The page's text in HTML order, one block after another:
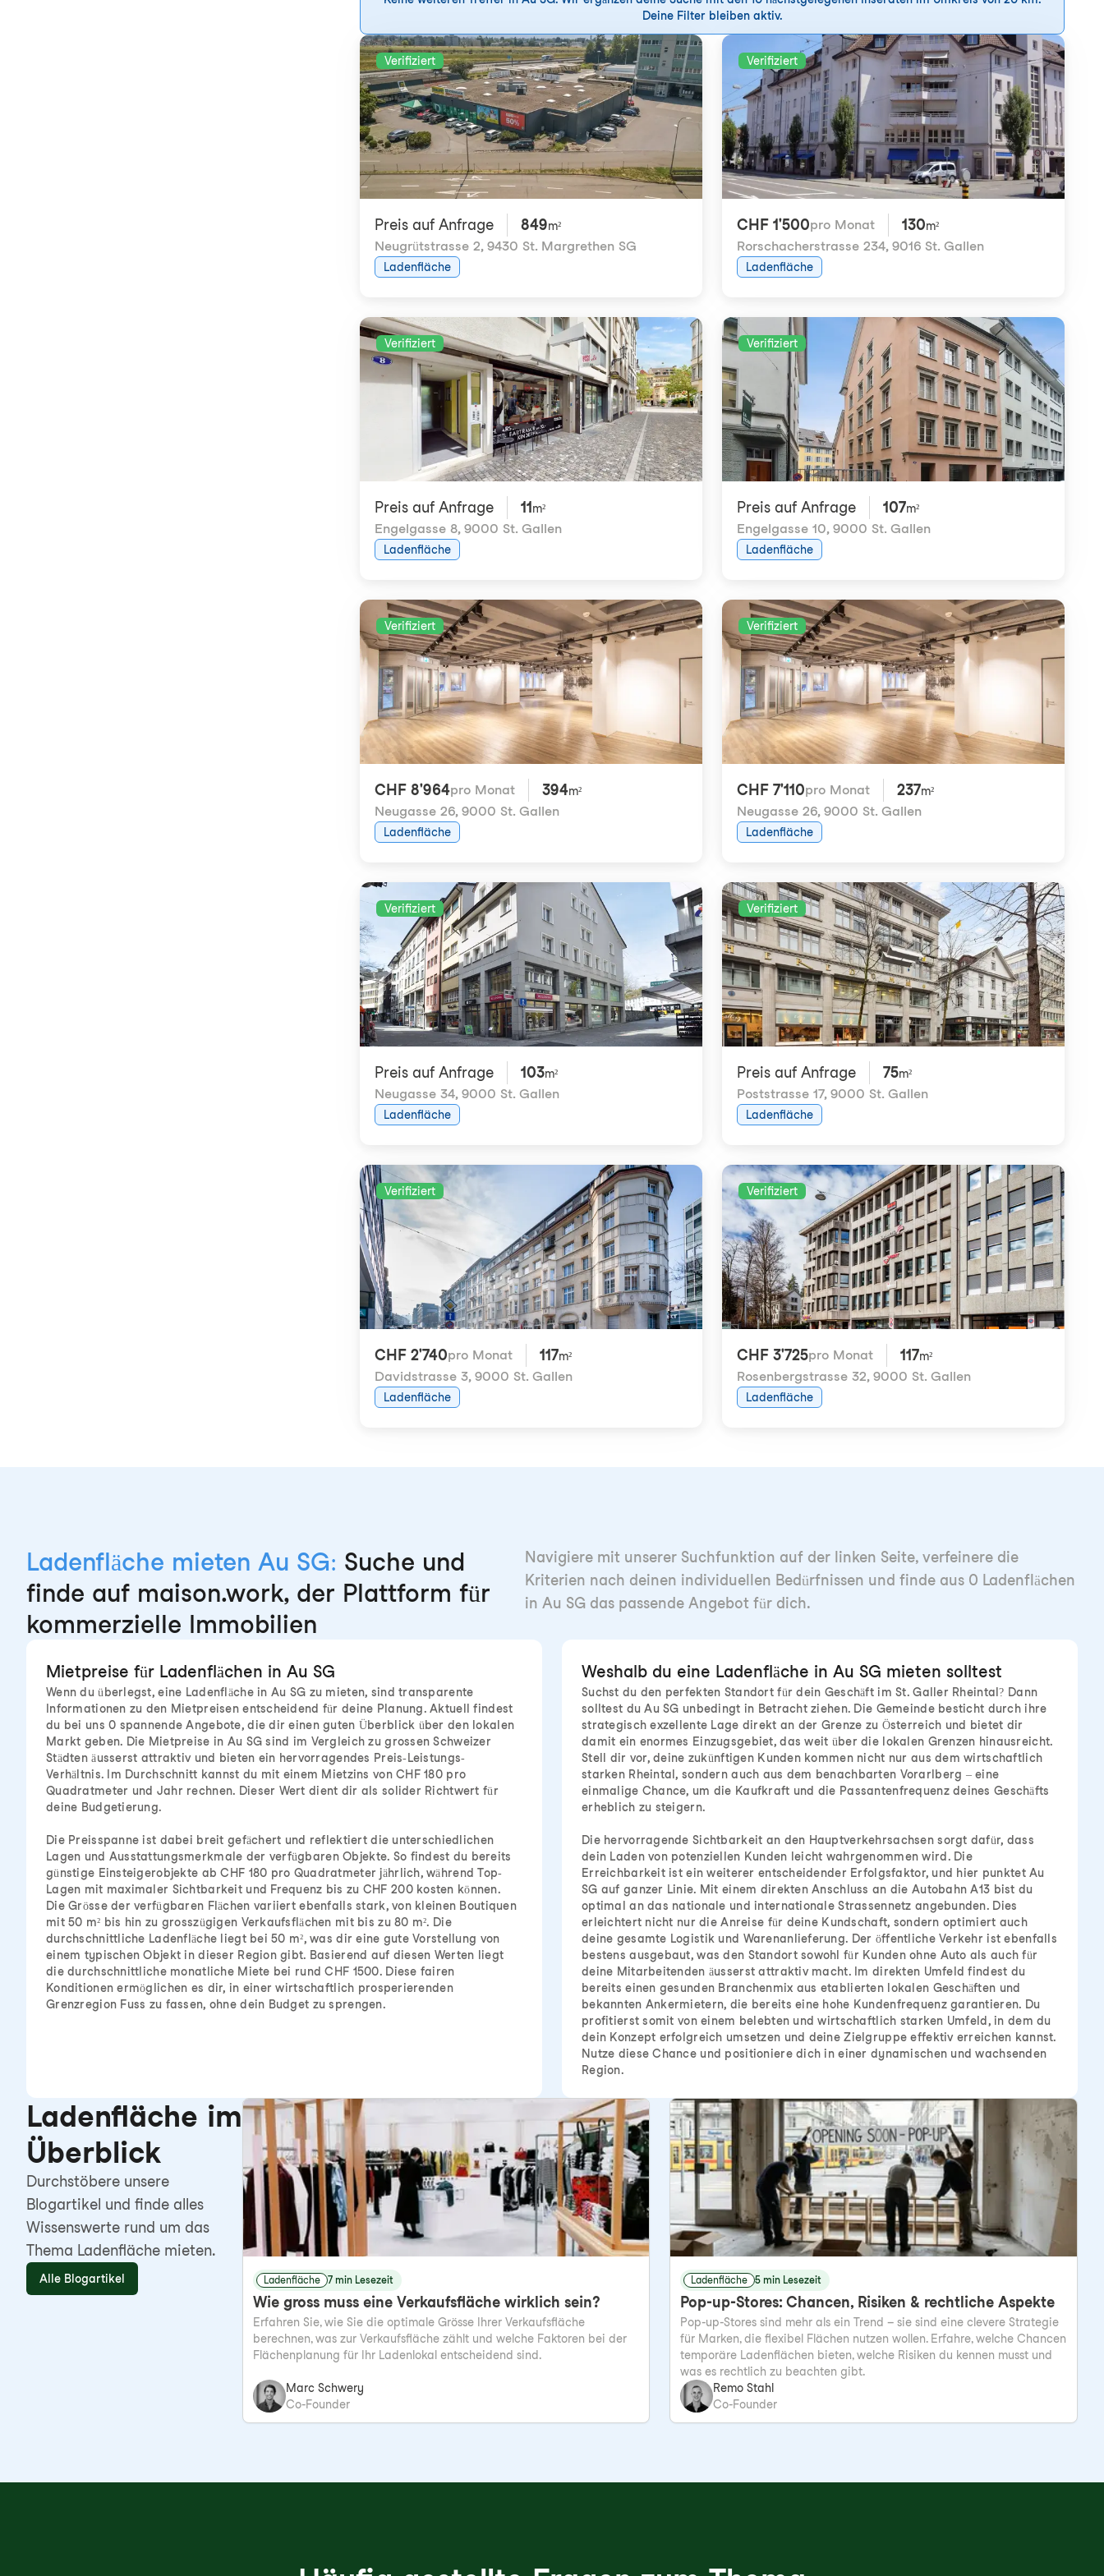
Deine Filter bleiben aktiv.
Verifiziert
Preis auf Anfrage 849m²
Neugrütstrasse 2, 9430 St. Margrethen SG
Ladenfläche
Verifiziert
CHF 1'500pro Monat 130m²
Rorschacherstrasse 234, 9016 St. Gallen
Ladenfläche
Verifiziert
Preis auf Anfrage 11 m²
Engelgasse 8, 9000 St. Gallen
Ladenfläche
Verifiziert
Preis auf Anfrage 107m²
Engelgasse 10, 9000 St. Gallen
Ladenfläche
Verifiziert
CHF 8'964pro Monat 394m²
Neugasse 26, 9000 St. Gallen
Ladenfläche
Verifiziert
CHF 7'110pro Monat 237m²
Neugasse 26, 9000 St. Gallen
Ladenfläche
Verifiziert
Preis auf Anfrage 103m²
Neugasse 34, 9000 St. Gallen
Ladenfläche
Verifiziert
Preis auf Anfrage 75m²
Poststrasse 17, 9000 St. Gallen
Ladenfläche
Verifiziert
CHF 2'740pro Monat 117m²
Davidstrasse 3, 9000 St. Gallen
Ladenfläche
Verifiziert
CHF 3'725pro Monat 117m²
Rosenbergstrasse 32, 9000 St. Gallen
Ladenfläche
Ladenfläche mieten Au SG: Suche und
finde auf maison.work, der Plattform für
kommerzielle Immobilien
Navigiere mit unserer Suchfunktion auf der linken Seite, verfeinere die
Kriterien nach deinen individuellen Bedürfnissen und finde aus 0 Ladenflächen
in Au SG das passende Angebot für dich.
Mietpreise für Ladenflächen in Au SG
Wenn du überlegst, eine Ladenfläche in Au SG zu mieten, sind transparente
Informationen zu den Mietpreisen entscheidend für deine Planung. Aktuell findest
du bei uns 0 spannende Angebote, die dir einen guten Überblick über den lokalen
Markt geben. Die Mietpreise in Au SG sind im Vergleich zu grossen Schweizer
Städten äusserst attraktiv und bieten ein hervorragendes Preis-Leistungs-
Verhältnis. Im Durchschnitt kannst du mit einem Mietzins von CHF 180 pro
Quadratmeter und Jahr rechnen. Dieser Wert dient dir als solider Richtwert für
deine Budgetierung.
Die Preisspanne ist dabei breit gefächert und reflektiert die unterschiedlichen
Lagen und Ausstattungsmerkmale der verfügbaren Objekte. So findest du bereits
günstige Einsteigerobjekte ab CHF 180 pro Quadratmeter jährlich, während Top-
Lagen mit maximaler Sichtbarkeit und Frequenz bis zu CHF 200 kosten können.
Die Grösse der verfügbaren Flächen variiert ebenfalls stark, von kleinen Boutiquen
mit 50 m² bis hin zu grosszügigen Verkaufsflächen mit bis zu 80 m². Die
durchschnittliche Ladenfläche liegt bei 50 m², was dir eine gute Vorstellung von
einem typischen Objekt in dieser Region gibt. Basierend auf diesen Werten liegt
die durchschnittliche monatliche Miete bei rund CHF 1500. Diese fairen
Konditionen ermöglichen es dir, in einer wirtschaftlich prosperierenden
Grenzregion Fuss zu fassen, ohne dein Budget zu sprengen.
Weshalb du eine Ladenfläche in Au SG mieten solltest
Suchst du den perfekten Standort für dein Geschäft im St. Galler Rheintal? Dann
solltest du Au SG unbedingt in Betracht ziehen. Die Gemeinde besticht durch ihre
strategisch exzellente Lage direkt an der Grenze zu Österreich und bietet dir
damit ein enormes Einzugsgebiet, das weit über die lokalen Grenzen hinausreicht.
Stell dir vor, deine zukünftigen Kunden kommen nicht nur aus dem wirtschaftlich
starken Rheintal, sondern auch aus dem benachbarten Vorarlberg – eine
einmalige Chance, um die Kaufkraft und die Passantenfrequenz deines Geschäfts
erheblich zu steigern.
Die hervorragende Sichtbarkeit an den Hauptverkehrsachsen sorgt dafür, dass
dein Laden von potenziellen Kunden leicht wahrgenommen wird. Die
Erreichbarkeit ist ein weiterer entscheidender Erfolgsfaktor, und hier punktet Au
SG auf ganzer Linie. Mit einem direkten Anschluss an die Autobahn A13 bist du
optimal an das nationale und internationale Strassennetz angebunden. Dies
erleichtert nicht nur die Anreise für deine Kundschaft, sondern optimiert auch
deine gesamte Logistik und Warenanlieferung. Der öffentliche Verkehr ist ebenfalls
bestens ausgebaut, was den Standort sowohl für Kunden ohne Auto als auch für
deine Mitarbeitenden äusserst attraktiv macht. Im direkten Umfeld findest du
bereits einen gesunden Branchenmix aus etablierten lokalen Geschäften und
bekannten Ankermietern, die bereits eine hohe Kundenfrequenz garantieren. Du
profitierst somit von einem belebten und wirtschaftlich starken Umfeld, in dem du
dein Konzept erfolgreich umsetzen und deine Zielgruppe effektiv erreichen kannst.
Nutze diese Chance und positioniere dich in einer dynamischen und wachsenden
Region.
Ladenfläche im
Überblick
Durchstöbere unsere
Blogartikel und finde alles
Wissenswerte rund um das
Thema Ladenfläche mieten.
Alle Blogartikel Ladenfläche 7 min Lesezeit
Wie gross muss eine Verkaufsfläche wirklich sein?
Erfahren Sie, wie Sie die optimale Grösse Ihrer Verkaufsfläche
berechnen, was zur Verkaufsfläche zählt und welche Faktoren bei der
Flächenplanung für Ihr Ladenlokal entscheidend sind.
Marc Schwery
Co-Founder
Ladenfläche 5 min Lesezeit
Pop-up-Stores: Chancen, Risiken & rechtliche Aspekte
Pop-up-Stores sind mehr als ein Trend – sie sind eine clevere Strategie
für Marken, die flexibel Flächen nutzen wollen. Erfahre, welche Chancen
temporäre Ladenflächen bieten, welche Risiken du kennen musst und
was es rechtlich zu beachten gibt.
Remo Stahl
Co-Founder